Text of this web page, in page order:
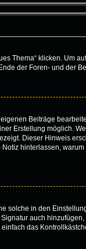
Thema“ klicken. Um
der Foren- und der
Beiträge
Erstellung möglich.
Dieser Hinweis
hinterlassen,
solche in den
auch
das